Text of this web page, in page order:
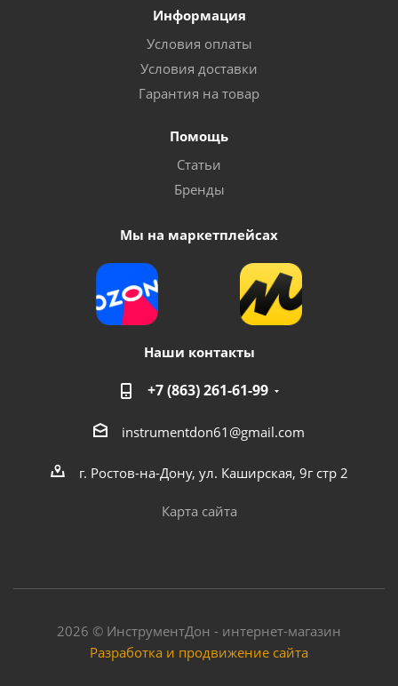
Информация
Условия оплаты
Условия доставки
Гарантия на товар
Помощь
Статьи
Бренды
Мы на маркетплейсах
Наши контакты
+7 (863) 261-61-99
instrumentdon61@gmail.com
г. Ростов-на-Дону, ул. Каширская, 9г стр 2
Карта сайта
2026 © ИнструментДон - интернет-магазин
Разработка и продвижение сайта